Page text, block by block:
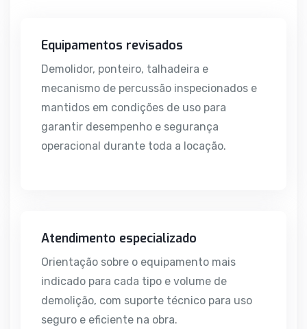
Equipamentos revisados
Demolidor, ponteiro, talhadeira e
mecanismo de percussão inspecionados e
mantidos em condições de uso para
garantir desempenho e segurança
operacional durante toda a locação.
Atendimento especializado
Orientação sobre o equipamento mais
indicado para cada tipo e volume de
demolição, com suporte técnico para uso
seguro e eficiente na obra.